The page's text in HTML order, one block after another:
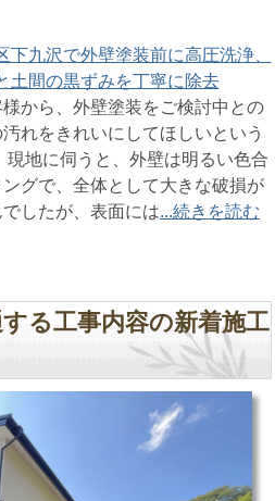
下九沢で外壁塗装前に高圧洗浄、
土間の黒ずみを丁寧に除去
から、外壁塗装をご検討中との
れをきれいにしてほしいという
現地に伺うと、外壁は明るい色合
グで、全体として大きな破損が
したが、表面には...続きを読む
る工事内容の新着施工